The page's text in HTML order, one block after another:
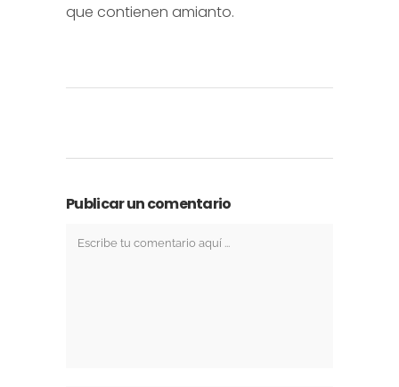
que contienen amianto.
Publicar un comentario